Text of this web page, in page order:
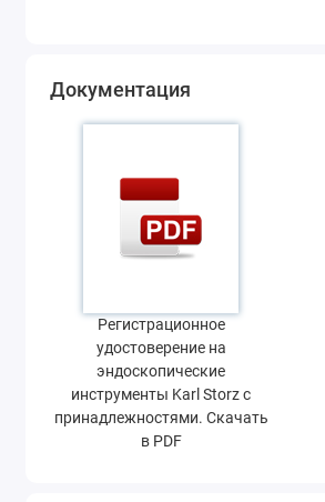
Документация
Регистрационное
удостоверение на
эндоскопические
инструменты Karl Storz с
принадлежностями. Скачать
в PDF